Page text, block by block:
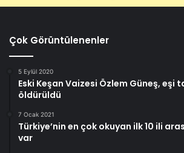
Çok Görüntülenenler
5 Eylül 2020
Eski Keşan Vaizesi Özlem Güneş, eşi
öldürüldü
7 Ocak 2021
Türkiye’nin en çok okuyan ilk 10 ili
var